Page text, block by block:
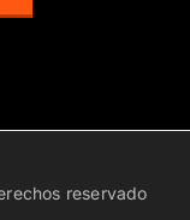
reservado